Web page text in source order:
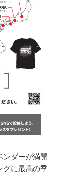
ンダーが満開
グに最高の季